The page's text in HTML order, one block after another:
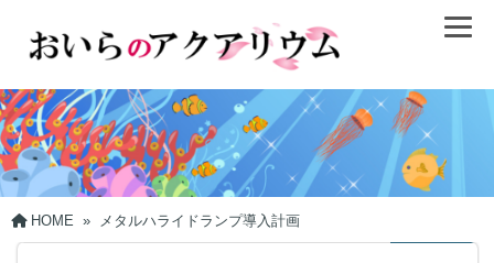
HOME » メタルハライドランプ導入計画